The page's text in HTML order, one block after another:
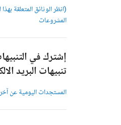
(انظر الوثائق المتعلقة
المشروعات
إشترك في
تنبيهات البريد
المستجدات اليومية عن